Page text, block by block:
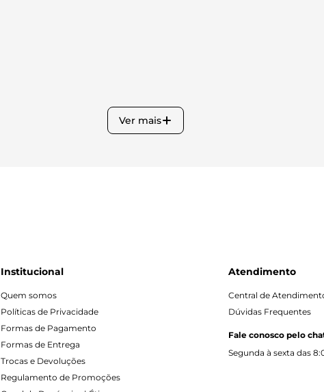
Ver mais
Institucional
Quem somos
Políticas de Privacidade
Formas de Pagamento
Formas de Entrega
Trocas e Devoluções
Regulamento de Promoções
Atendimento
Central de
Dúvidas Frequentes
Fale conosco pelo
Segunda à sexta das